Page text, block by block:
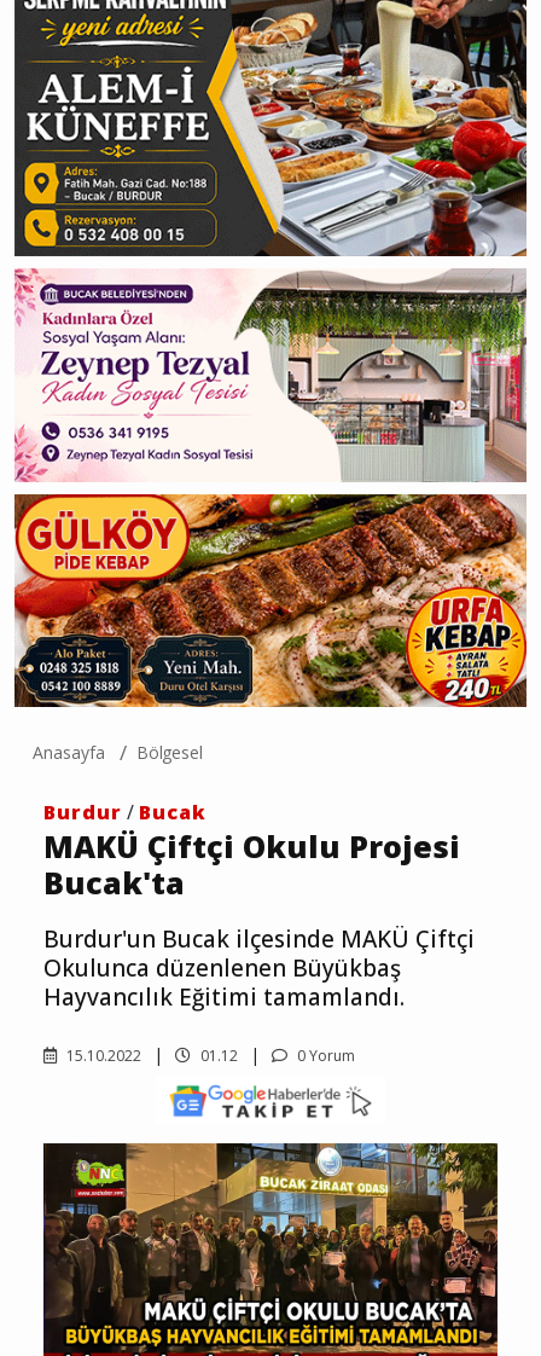
Anasayfa Bölgesel
Burdur / Bucak
MAKÜ Çiftçi Okulu Projesi
Bucak'ta
Burdur'un Bucak ilçesinde MAKÜ Çiftçi
Okulunca düzenlenen Büyükbaş
Hayvancılık Eğitimi tamamlandı.
15.10.2022 01.12 0 Yorum